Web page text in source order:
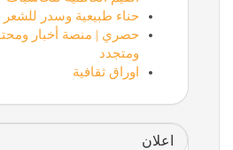
حناء طبيعية وسدر
حصري | منصة أخبار
ومتجدد
اوراق ثقافية
اعلان